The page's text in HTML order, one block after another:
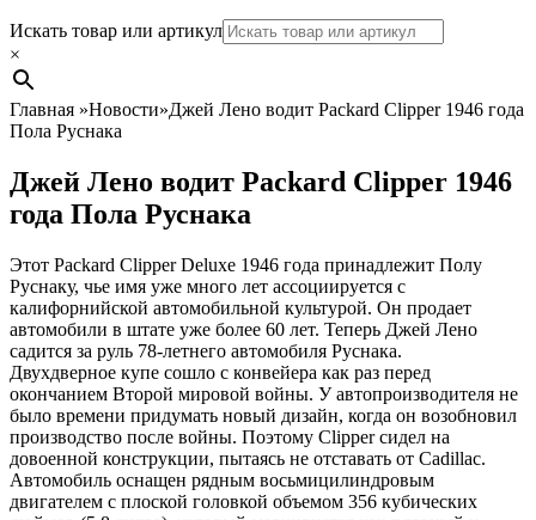
Search
Искать товар или артикул
×
Главная »Новости»Джей Лено водит Packard Clipper 1946 года
Пола Руснака
Джей Лено водит Packard Clipper 1946
года Пола Руснака
Этот Packard Clipper Deluxe 1946 года принадлежит Полу
Руснаку, чье имя уже много лет ассоциируется с
калифорнийской автомобильной культурой. Он продает
автомобили в штате уже более 60 лет. Теперь Джей Лено
садится за руль 78-летнего автомобиля Руснака.
Двухдверное купе сошло с конвейера как раз перед
окончанием Второй мировой войны. У автопроизводителя не
было времени придумать новый дизайн, когда он возобновил
производство после войны. Поэтому Clipper сидел на
довоенной конструкции, пытаясь не отставать от Cadillac.
Автомобиль оснащен рядным восьмицилиндровым
двигателем с плоской головкой объемом 356 кубических